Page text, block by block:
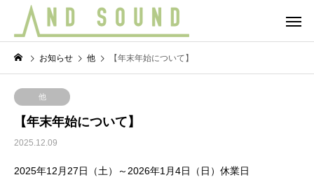
お知らせ 他 【年末年始について】
他
【年末年始について】
2025.12.09
2025年12月27日（土）～2026年1月4日（日）休業日